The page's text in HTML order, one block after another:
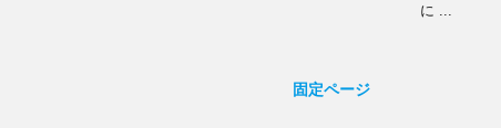
に ...
固定ページ